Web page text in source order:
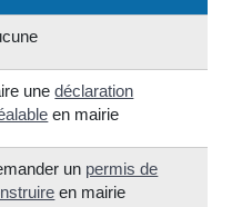
unedéclaration
en mairie
un permis de
en mairie